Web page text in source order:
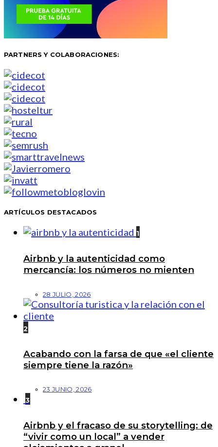
PARTNERS Y COLABORACIONES:
ARTÍCULOS DESTACADOS
1
Airbnb y la autenticidad como
mercancía: los números no mienten
28 JULIO, 2026
2
Acabando con la farsa de que «el cliente
siempre tiene la razón»
23 JUNIO, 2026
3
Airbnb y el fracaso de su storytelling: de
“vivir como un local” a vender